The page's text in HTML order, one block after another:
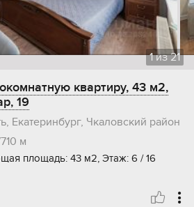
1из21
квартиру, 43 м2,
19
Екатеринбург, Чкаловский район
м
площадь: 43 м2, Этаж: 6 / 16